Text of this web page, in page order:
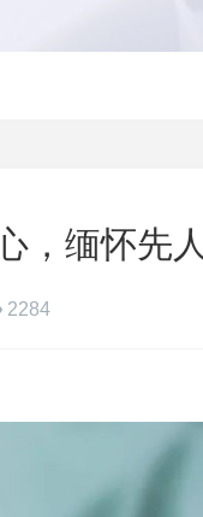
，缅怀先人
2284